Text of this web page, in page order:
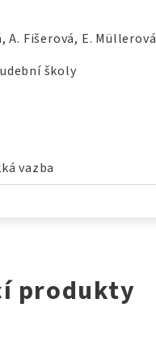
A. Fišerová, E. Müllerová
školy
vazba
produkty